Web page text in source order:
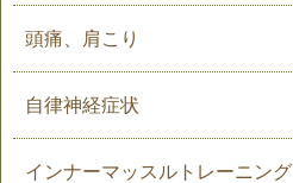
頭痛、肩こり
自律神経症状
インナーマッスルトレーニング